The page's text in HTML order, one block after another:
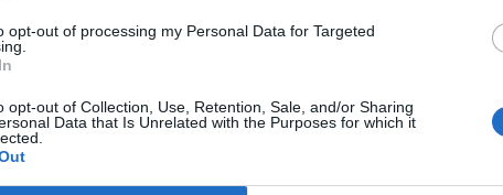
opt-out of processing my Personal Data for Targeted
opt-out of Collection, Use, Retention, Sale, and/or Sharing
Data that Is Unrelated with the Purposes for which it
PUBLICATION
incarner Johnny dans un projet